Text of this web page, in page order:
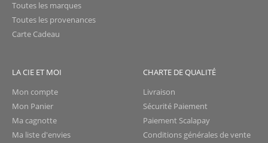
Toutes les marques
Toutes les provenances
Carte Cadeau
LA CIE ET MOI
Mon compte
Mon Panier
Ma cagnotte
Ma liste d'envies
CHARTE DE QUALITÉ
Livraison
Sécurité Paiement
Paiement Scalapay
Conditions générales de vente